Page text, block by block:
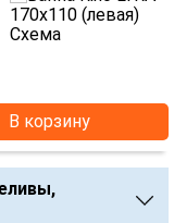
В корзину